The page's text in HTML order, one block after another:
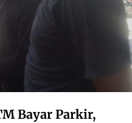
Bayar Parkir,